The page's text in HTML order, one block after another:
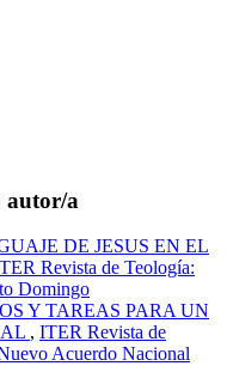
autor/a
DE JESUS EN EL
Revista de Teología:
Domingo
Y TAREAS PARA UN
, ITER Revista de
Acuerdo Nacional